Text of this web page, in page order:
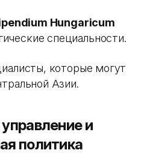
Hungaricum
специальности.
которые могут
Азии.
и
политика